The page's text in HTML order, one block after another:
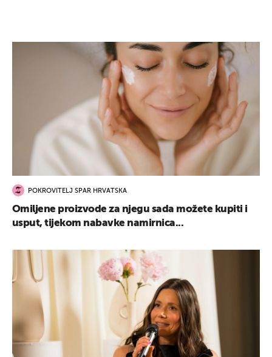
POKROVITELJ SPAR HRVATSKA
Omiljene proizvode za njegu sada možete kupiti i
usput, tijekom nabavke namirnica...